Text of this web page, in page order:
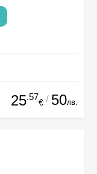
25.57
€ / 50лв.